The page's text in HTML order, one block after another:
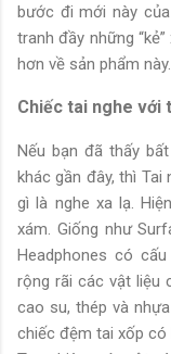
bước đi mới này
tranh đầy những
hơn về sản phẩm này.
Chiếc tai nghe với
Nếu bạn đã thấy
khác gần đây, thì Tai
gì là nghe xa lạ.
xám. Giống như
Headphones có
rộng rãi các vật liệu
cao su, thép và
chiếc đệm tai xốp có